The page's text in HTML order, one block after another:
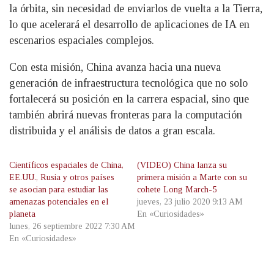
la órbita, sin necesidad de enviarlos de vuelta a la Tierra,
lo que acelerará el desarrollo de aplicaciones de IA en
escenarios espaciales complejos.
Con esta misión, China avanza hacia una nueva
generación de infraestructura tecnológica que no solo
fortalecerá su posición en la carrera espacial, sino que
también abrirá nuevas fronteras para la computación
distribuida y el análisis de datos a gran escala.
Científicos espaciales de China,
EE.UU., Rusia y otros países
se asocian para estudiar las
amenazas potenciales en el
planeta
lunes, 26 septiembre 2022 7:30 AM
En «Curiosidades»
(VIDEO) China lanza su
primera misión a Marte con su
cohete Long March-5
jueves, 23 julio 2020 9:13 AM
En «Curiosidades»